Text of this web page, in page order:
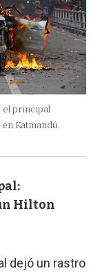
el principal
Katmandú.
Hilton
dejó un rastro